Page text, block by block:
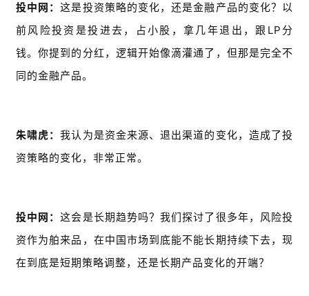
投中网：这是投资策略的变化，还是金融产品的变化？以
前风险投资是投进去，占小股，拿几年退出，跟LP分
钱。你提到的分红，逻辑开始像滴灌通了，但那是完全不
同的金融产品。
朱啸虎：我认为是资金来源、退出渠道的变化，造成了投
资策略的变化，非常正常。
投中网：这会是长期趋势吗？我们探讨了很多年，风险投
资作为舶来品，在中国市场到底能不能长期持续下去，现
在到底是短期策略调整，还是长期产品变化的开端？